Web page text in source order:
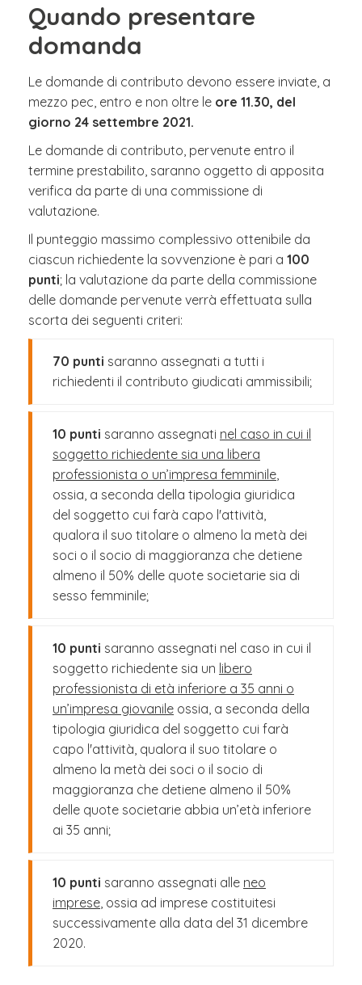
Quando presentare
domanda
Le domande di contributo devono essere inviate, a
mezzo pec, entro e non oltre le ore 11.30, del
giorno 24 settembre 2021.
Le domande di contributo, pervenute entro il
termine prestabilito, saranno oggetto di apposita
verifica da parte di una commissione di
valutazione.
Il punteggio massimo complessivo ottenibile da
ciascun richiedente la sovvenzione è pari a 100
punti; la valutazione da parte della commissione
delle domande pervenute verrà effettuata sulla
scorta dei seguenti criteri:
70 punti saranno assegnati a tutti i
richiedenti il contributo giudicati ammissibili;
10 punti saranno assegnati nel caso in cui il
soggetto richiedente sia una libera
professionista o un’impresa femminile,
ossia, a seconda della tipologia giuridica
del soggetto cui farà capo l'attività,
qualora il suo titolare o almeno la metà dei
soci o il socio di maggioranza che detiene
almeno il 50% delle quote societarie sia di
sesso femminile;
10 punti saranno assegnati nel caso in cui il
soggetto richiedente sia un libero
professionista di età inferiore a 35 anni o
un’impresa giovanile ossia, a seconda della
tipologia giuridica del soggetto cui farà
capo l'attività, qualora il suo titolare o
almeno la metà dei soci o il socio di
maggioranza che detiene almeno il 50%
delle quote societarie abbia un’età inferiore
ai 35 anni;
10 punti saranno assegnati alle neo
imprese, ossia ad imprese costituitesi
successivamente alla data del 31 dicembre
2020.